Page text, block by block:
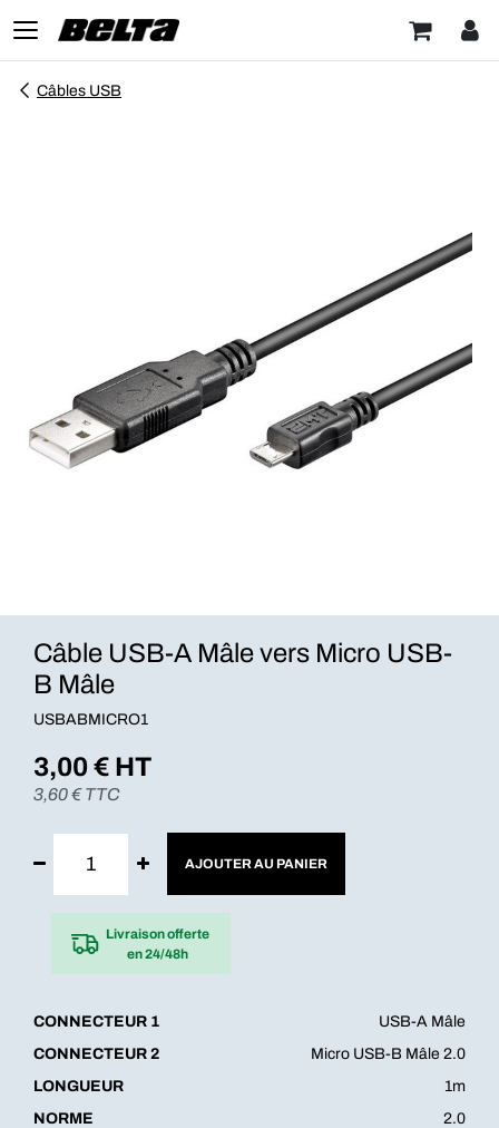
Câbles USB
Câble USB-A Mâle vers Micro USB-
B Mâle
USBABMICRO1
3,00€ HT
3,60€ TTC
AJOUTER AU PANIER
Livraison offerte
en 24/48h
CONNECTEUR 1
USB-A Mâle
CONNECTEUR 2
Micro USB-B Mâle 2.0
LONGUEUR
1m
NORME
2.0